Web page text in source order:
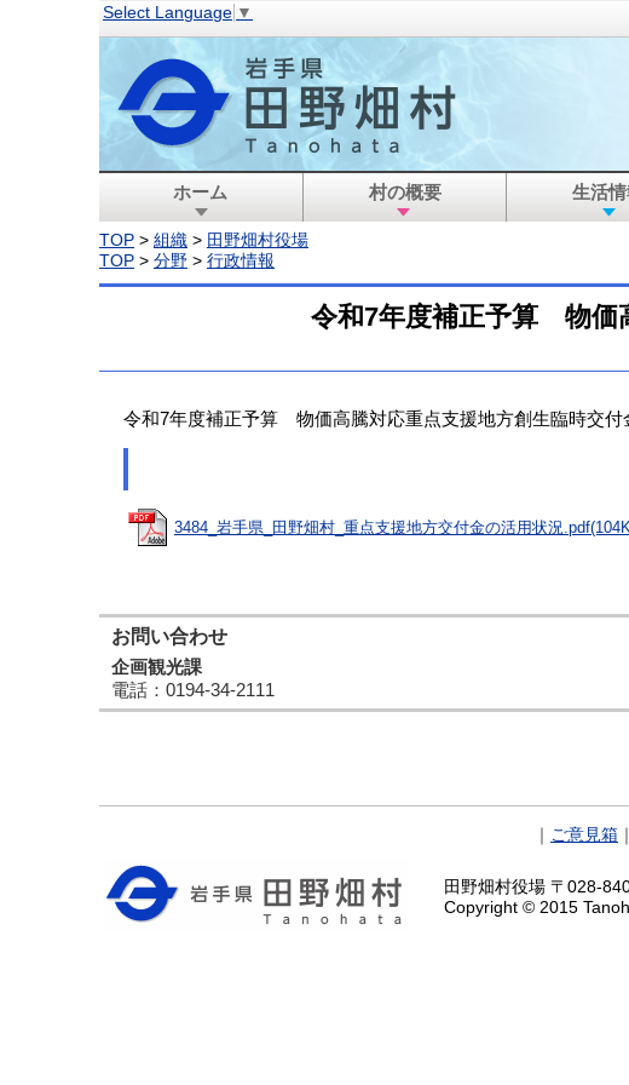
Select Language ▼
ホーム 村の概要 生活
TOP > 組織 > 田野畑村役場
TOP > 分野 > 行政情報
令和7年度補正予算 物価
令和7年度補正予算 物価高騰対応重点支援地方創生臨時交付
3484_岩手県_田野畑村_重点支援地方交付金の活用状況
お問い合わせ
企画観光課
電話 ：0194-34-2111
ご意見箱
田野畑村役場 〒028-
Copyright © 2015